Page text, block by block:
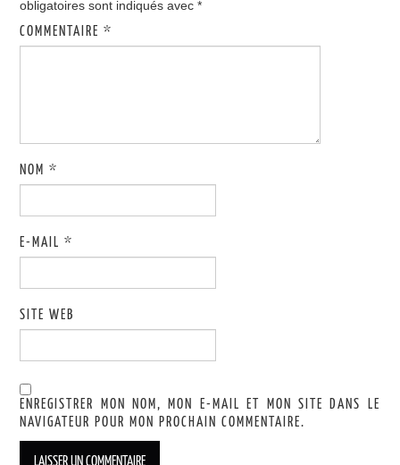
obligatoires sont indiqués avec*
COMMENTAIRE*
NOM*
E-MAIL*
SITE WEB
ENREGISTRER MON NOM, MON E-MAIL ET MON SITE DANS LE
NAVIGATEUR POUR MON PROCHAIN COMMENTAIRE.